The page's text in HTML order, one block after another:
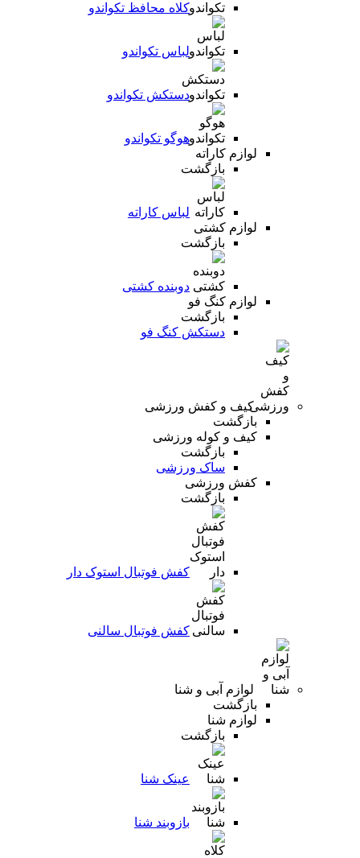
کلاه محافظ تکواندو
لباس تکواندو
دستکش تکواندو
هوگو تکواندو
لوازم کاراته
بازگشت
لباس کاراته
لوازم کشتی
بازگشت
دوبنده کشتی
لوازم کنگ فو
بازگشت
دستکش کنگ فو
کیف و کفش ورزشی
بازگشت
کیف و کوله ورزشی
بازگشت
ساک ورزشی
کفش ورزشی
بازگشت
کفش فوتبال استوک دار
کفش فوتبال سالنی
لوازم آبی و شنا
بازگشت
لوازم شنا
بازگشت
عینک شنا
بازوبند شنا